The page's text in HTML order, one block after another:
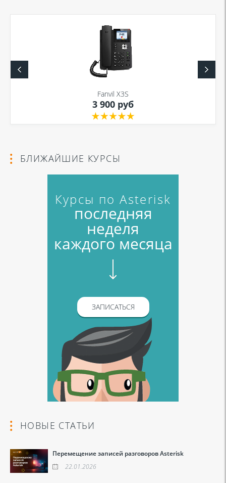
Я даю согласие на обработку моих персональных данных для связи
Политикой в отношении обработки персональных
Политикой конфиденциальности
Я даю согласие на обработку моих персональных данных для связи
Политикой в отношении обработки персональных
Fanvil X3S
3 900 руб
БЛИЖАЙШИЕ КУРСЫ
Курсы по Asterisk
последняя
неделя
каждого месяца
ЗАПИСАТЬСЯ
НОВЫЕ СТАТЬИ
Перемещение записей разговоров Asterisk
22.01.2026